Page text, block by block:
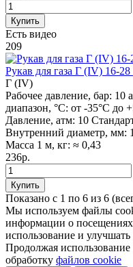
Купить
Есть видео
209
Рукав для газа Г (IV) 16-
Г (IV)
Рабочее давление, бар: 10
диапазон, °C: от -35°С до
Давление, атм: 10
Внутренний диаметр, мм:
Масса 1 м, кг: ≈ 0,43
236р.
Купить
Показано с 1 по 6 из 6
Мы используем файлы
информации о посещениях
использование и улучшать
Продолжая использование
обработку файлов cookie